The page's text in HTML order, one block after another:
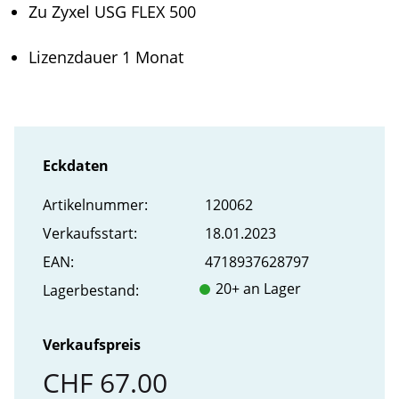
Zu Zyxel USG FLEX 500
Lizenzdauer 1 Monat
Eckdaten
Artikel­nummer:
120062
Verkaufs­start:
18.01.2023
EAN:
4718937628797
Lager­bestand:
20+ an Lager
Verkaufspreis
CHF 67.00